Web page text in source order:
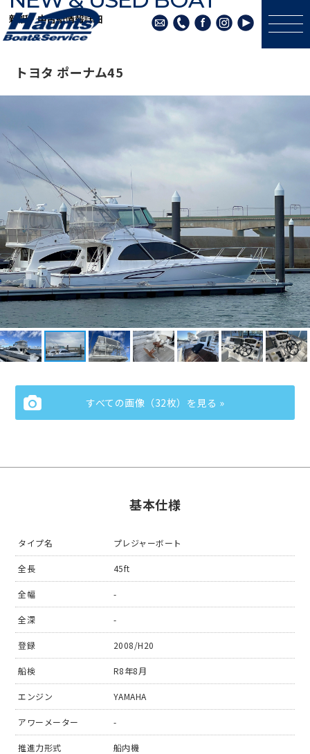
新艇・中古艇情報詳細
トヨタ ポーナム45
すべての画像（32枚）を見る »
基本仕様
タイプ名 プレジャーボート
全長 45ft
全幅 -
全深 -
登録 2008/H20
船検 R8年8月
エンジン YAMAHA
アワーメーター -
推進力形式 船内機